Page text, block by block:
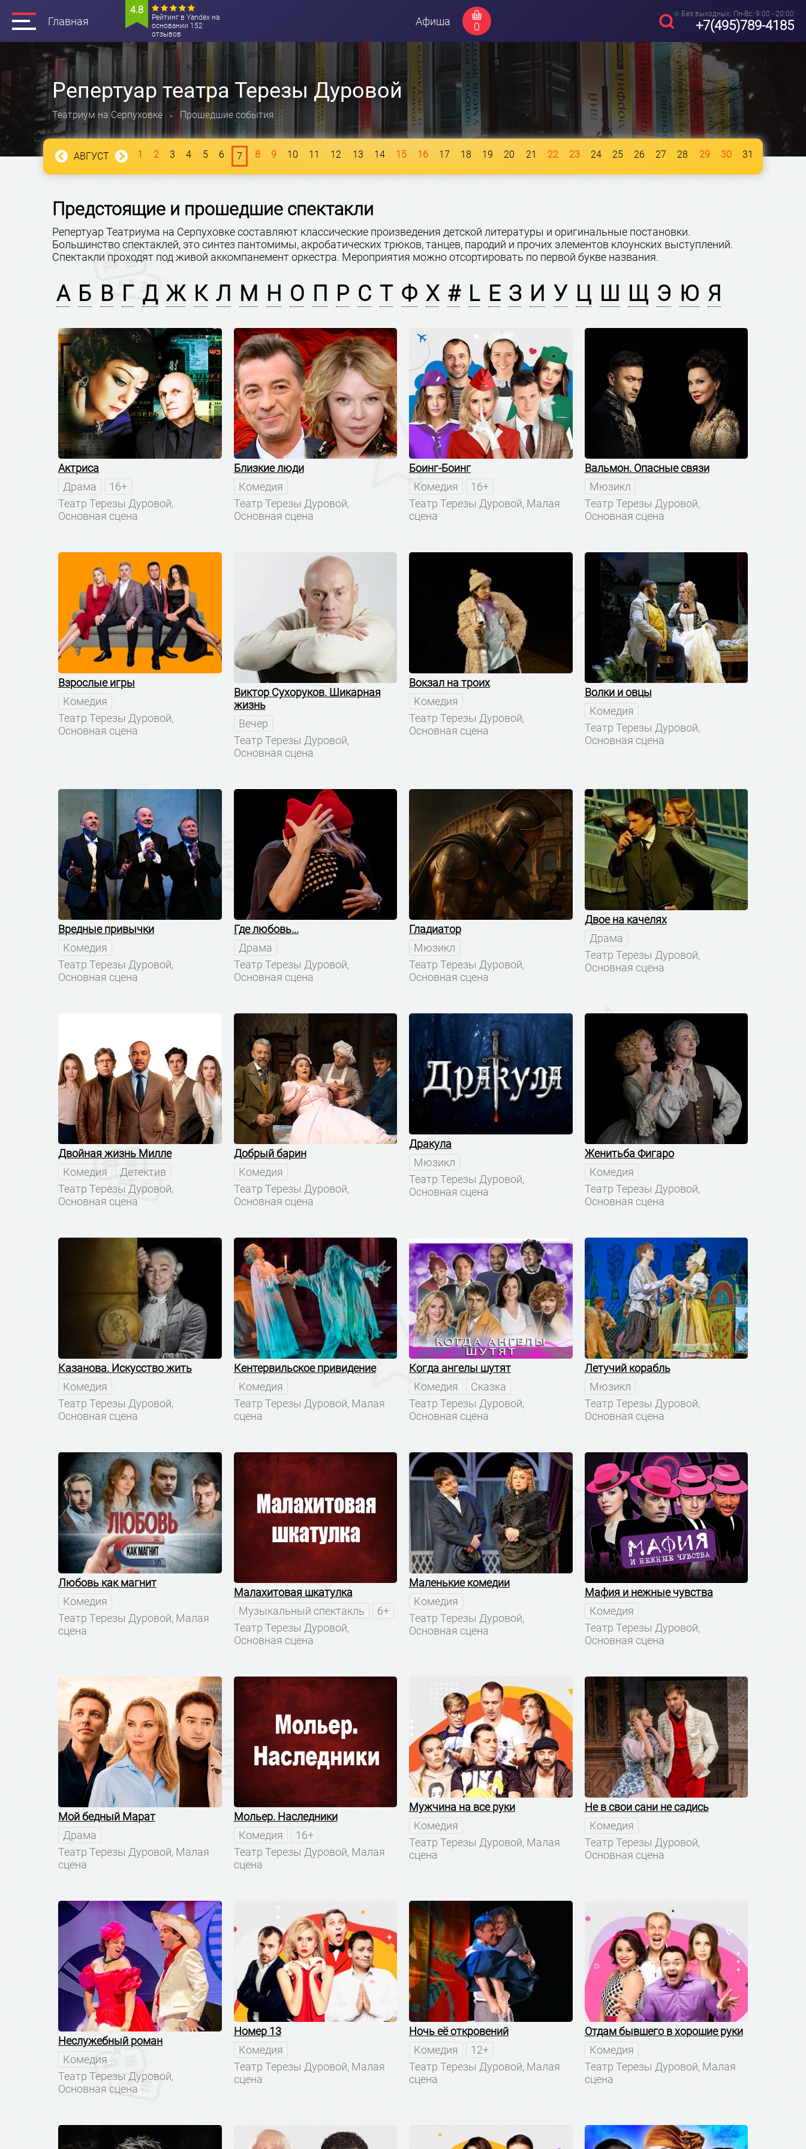
Главная
4.8
Рейтинг в Yandex на
основании 152
отзывов
Афиша 0
Без выходных: Пн-Вс: 9:00 - 20:00
+7(495)789-4185
Репертуар театра Терезы Дуровой
Театриум на Серпуховке > Прошедшие события
АВГУСТ 1 2 3 4 5 6 7 8 9 10 11 12 13 14 15 16 17 18 19 20 21 22 23 24 25 26 27 28 29 30 31
Предстоящие и прошедшие спектакли
Репертуар Театриума на Серпуховке составляют классические произведения детской литературы и оригинальные постановки.
Большинство спектаклей, это синтез пантомимы, акробатических трюков, танцев, пародий и прочих элементов клоунских выступлений.
Спектакли проходят под живой аккомпанемент оркестра. Мероприятия можно отсортировать по первой букве названия.
А Б В Г Д Ж К Л М Н О П Р С Т Ф Х # L Е З И У Ц Ш Щ Э Ю Я
Актриса
Драма
16+
Театр Терезы Дуровой,
Основная сцена
Близкие люди
Комедия
Театр Терезы Дуровой,
Основная сцена
Боинг-Боинг
Комедия
16+
Театр Терезы Дуровой, Малая
сцена
Вальмон. Опасные связи
Мюзикл
Театр Терезы Дуровой,
Основная сцена
Взрослые игры
Комедия
Театр Терезы Дуровой,
Основная сцена
Виктор Сухоруков. Шикарная
жизнь
Вечер
Театр Терезы Дуровой,
Основная сцена
Вокзал на троих
Комедия
Театр Терезы Дуровой,
Основная сцена
Волки и овцы
Комедия
Театр Терезы Дуровой,
Основная сцена
Вредные привычки
Комедия
Театр Терезы Дуровой,
Основная сцена
Где любовь...
Драма
Театр Терезы Дуровой,
Основная сцена
Гладиатор
Мюзикл
Театр Терезы Дуровой,
Основная сцена
Двое на качелях
Драма
Театр Терезы Дуровой,
Основная сцена
Двойная жизнь Милле
Комедия
Детектив
Театр Терезы Дуровой,
Основная сцена
Добрый барин
Комедия
Театр Терезы Дуровой,
Основная сцена
Дракула
Мюзикл
Театр Терезы Дуровой,
Основная сцена
Женитьба Фигаро
Комедия
Театр Терезы Дуровой,
Основная сцена
Казанова. Искусство жить
Комедия
Театр Терезы Дуровой,
Основная сцена
Кентервильское привидение
Комедия
Театр Терезы Дуровой, Малая
сцена
Когда ангелы шутят
Комедия
Сказка
Театр Терезы Дуровой,
Основная сцена
Летучий корабль
Мюзикл
Театр Терезы Дуровой,
Основная сцена
Любовь как магнит
Комедия
Театр Терезы Дуровой, Малая
сцена
Малахитовая шкатулка
Музыкальный спектакль
6+
Театр Терезы Дуровой,
Основная сцена
Маленькие комедии
Комедия
Театр Терезы Дуровой,
Основная сцена
Мафия и нежные чувства
Комедия
Театр Терезы Дуровой,
Основная сцена
Мой бедный Марат
Драма
Театр Терезы Дуровой, Малая
сцена
Мольер. Наследники
Комедия
16+
Театр Терезы Дуровой, Малая
сцена
Мужчина на все руки
Комедия
Театр Терезы Дуровой, Малая
сцена
Не в свои сани не садись
Комедия
Театр Терезы Дуровой,
Основная сцена
Неслужебный роман
Комедия
Театр Терезы Дуровой,
Основная сцена
Номер 13
Комедия
Театр Терезы Дуровой, Малая
сцена
Ночь её откровений
Комедия
12+
Театр Терезы Дуровой, Малая
сцена
Отдам бывшего в хорошие руки
Комедия
Театр Терезы Дуровой, Малая
сцена